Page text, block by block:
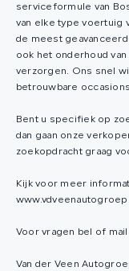
serviceformule van
van elke type voertuig
de meest
ook het onderhoud
verzorgen. Ons snel
betrouwbare
Bent u specifiek op
dan gaan onze
zoekopdracht graag
Kijk voor meer
Voor vragen bel of
Van der Veen